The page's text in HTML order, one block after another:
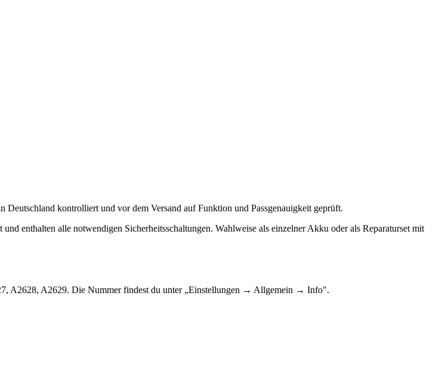
kontrolliert und vor dem Versand auf Funktion und Passgenauigkeit geprüft.
enthalten alle notwendigen Sicherheitsschaltungen. Wahlweise als einzelner Akku oder als Reparaturset mit
A2628, A2629. Die Nummer findest du unter „Einstellungen → Allgemein → Info".